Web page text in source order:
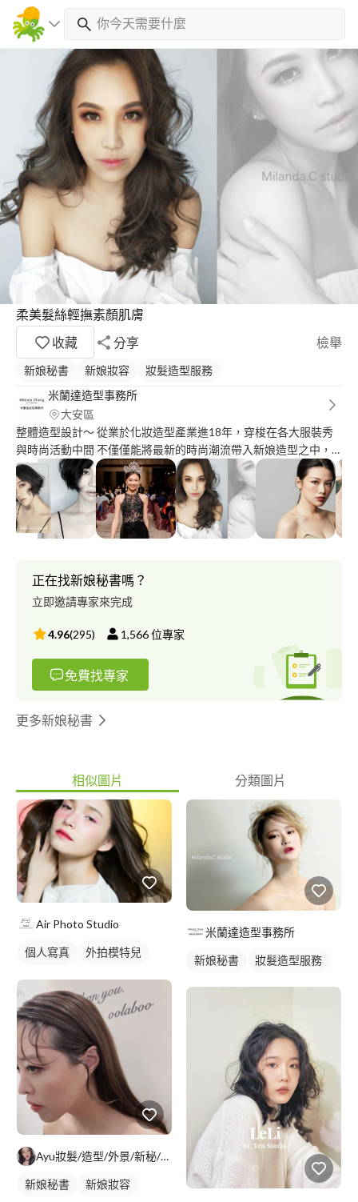
柔美髮絲輕撫素顏肌膚
收藏
分享 檢舉
新娘秘書 新娘妝容
妝髮造型服務
米蘭達造型事務所
大安區
整體造型設計～ 從業於化妝造型產業進18年，穿梭在各大服裝秀
與時尚活動中間 不僅僅能將最新的時尚潮流帶入新娘造型之中，
更能優化您的個人特點，為您打造出不落套俗專屬美麗造型 讓每
一位指定米蘭達造型事務所的客戶享有明星名模般的造型待遇享受
個人形象設計～ 人們第一次見面時，內心就自動判別兩個問題，
一個是「我可以信任這個人嗎？」一個是，「我可以尊重這個人
嗎？」 形象的重要多過於完美的自我介紹，不是穿上西裝打上領
是保全！？ 透過專業的個人形象設計，第一眼就能讓人家信任與
尊重你的專業
正在找新娘秘書嗎？
立即邀請專家來完成
4.96(295) 1,566位專家
免費找專家
更多新娘秘書
相似圖片 分類圖片
Air Photo Studio
個人寫真
外拍模特兒
商業人像
Ayu妝髮/造型/外景/新秘/髮型設計/燙染
新娘秘書 新娘妝容
米蘭達造型事務所
新娘秘書 妝髮造型服務